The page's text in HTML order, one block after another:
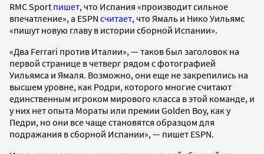
RMC Sport пишет, что Испания «производит сильное
впечатление», а ESPN считает, что Ямаль и Нико Уильямс
«пишут новую главу в истории сборной Испании».
«Два Ferrari против Италии», — таков был заголовок на
первой странице в четверг рядом с фотографией
Уильямса и Ямаля. Возможно, они еще не закрепились на
высшем уровне, как Родри, которого многие считают
единственным игроком мирового класса в этой команде, и
у них нет опыта Мораты или премии Golden Boy, как у
Педри, но они все чаще становятся образцом для
подражания в сборной Испании», — пишет ESPN.